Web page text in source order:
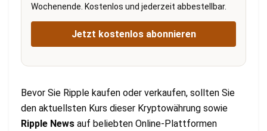
Wochenende. Kostenlos und jederzeit abbestellbar.
Jetzt kostenlos abonnieren
Bevor Sie Ripple kaufen oder verkaufen, sollten Sie
den aktuellsten Kurs dieser Kryptowährung sowie
Ripple News auf beliebten Online-Plattformen